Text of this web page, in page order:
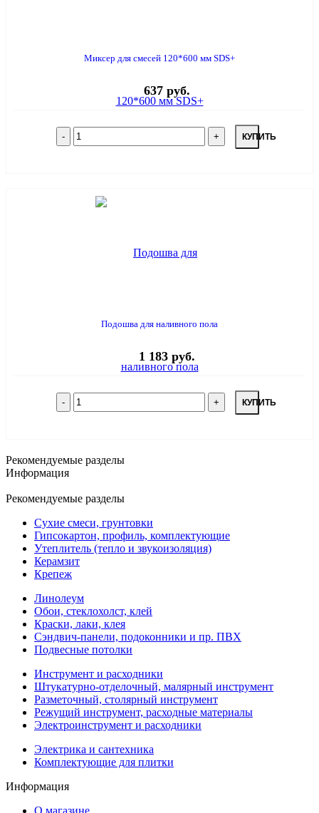
Миксер для смесей 120*600 мм SDS+
637 руб.
КУПИТЬ
Подошва для наливного пола
1 183 руб.
КУПИТЬ
Рекомендуемые разделы
Информация
Рекомендуемые разделы
Сухие смеси, грунтовки
Гипсокартон, профиль, комплектующие
Утеплитель (тепло и звукоизоляция)
Керамзит
Крепеж
Линолеум
Обои, стеклохолст, клей
Краски, лаки, клея
Сэндвич-панели, подоконники и пр. ПВХ
Подвесные потолки
Инструмент и расходники
Штукатурно-отделочный, малярный инструмент
Разметочный, столярный инструмент
Режущий инструмент, расходные материалы
Электроинструмент и расходники
Электрика и сантехника
Комплектующие для плитки
Информация
О магазине